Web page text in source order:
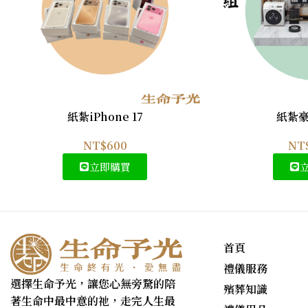
紙紮iPhone 17
NT$600
立即購買
紙紮
選擇生命予光，讓您心無旁騖的陪
著生命中最中意的祂，走完人生最
首頁
禮儀服務
殯葬知識